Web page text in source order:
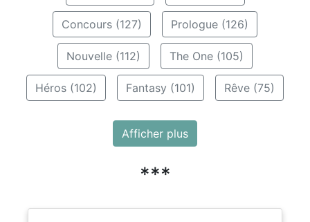
Concours (127) Prologue (126)
Nouvelle (112) The One (105)
Héros (102) Fantasy (101) Rêve (75)
Afficher plus
***